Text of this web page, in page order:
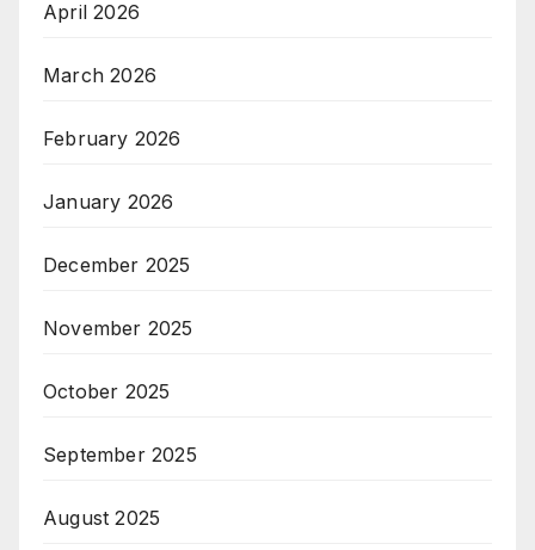
April 2026
March 2026
February 2026
January 2026
December 2025
November 2025
October 2025
September 2025
August 2025